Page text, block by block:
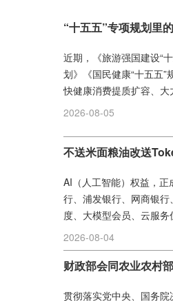
“十五五”专项规划里
近期，《旅游强国建设“
划》《国民健康“十五五
快健康消费提质扩容、
统性布局未来5年培育消
2026-08-05
不送米面粮油改送
AI（人工智能）权益，
行、浦发银行、网商银
度、大模型会员、云服
2026-08-04
财政部会同农业农村
贯彻落实党中央、国务